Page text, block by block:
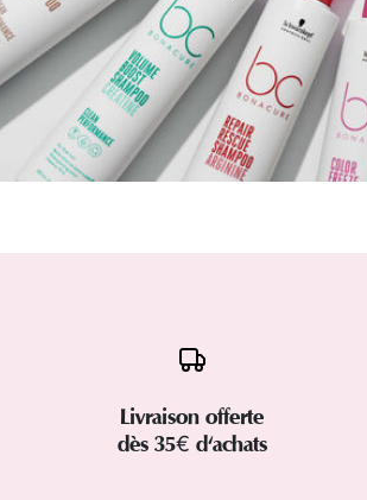
Livraison offerte
dès 35€ d'achats